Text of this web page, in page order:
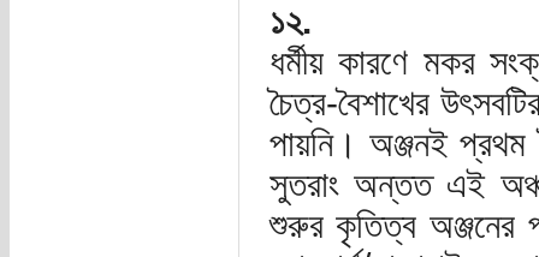
১২.
ধর্মীয় কারণে মকর
চৈত্র-বৈশাখের
পায়নি। অঞ্জনই প্রথম
সুতরাং অন্তত এই
শুরুর কৃতিত্ব অঞ্জনের